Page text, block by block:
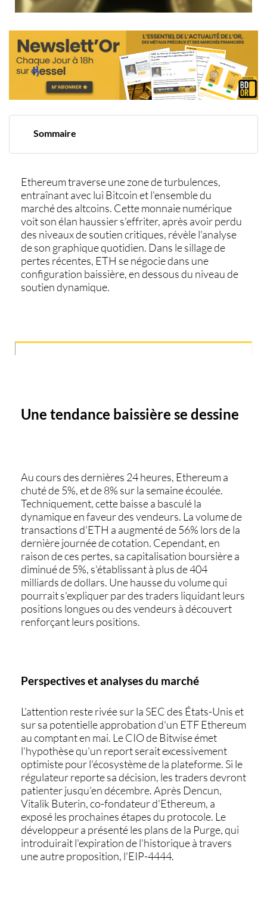
Sommaire
Ethereum traverse une zone de turbulences,
entraînant avec lui Bitcoin et l'ensemble du
marché des altcoins. Cette monnaie numérique
voit son élan haussier s'effriter, après avoir perdu
des niveaux de soutien critiques, révèle l'analyse
de son graphique quotidien. Dans le sillage de
pertes récentes, ETH se négocie dans une
configuration baissière, en dessous du niveau de
soutien dynamique.
Une tendance baissière se dessine
Au cours des dernières 24 heures, Ethereum a
chuté de 5%, et de 8% sur la semaine écoulée.
Techniquement, cette baisse a basculé la
dynamique en faveur des vendeurs. Lavolume de
transactionsd'ETH a augmenté de 56% lors de la
dernière journée de cotation. Cependant, en
raison de ces pertes, sacapitalisation boursièrea
diminué de 5%, s'établissant à plus de 404
milliards de dollars. Une hausse du volume qui
pourrait s'expliquer par des traders liquidant leurs
positions longues ou des vendeurs à découvert
renforçant leurs positions.
Perspectives et analyses du marché
L'attention reste rivée sur la SEC des États-Unis et
sur sa potentielle approbation d'un ETF Ethereum
au comptant en mai. Le CIO de Bitwise émet
l'hypothèse qu'un report serait excessivement
optimiste pour l'écosystème de la plateforme. Si le
régulateur reporte sa décision, les traders devront
patienter jusqu'en décembre. Après Dencun,
Vitalik Buterin, co-fondateur d'Ethereum, a
exposé les prochaines étapes du protocole. Le
développeur a présenté les plans de la Purge, qui
introduirait l'expiration de l'historique à travers
une autre proposition, l'EIP-4444.